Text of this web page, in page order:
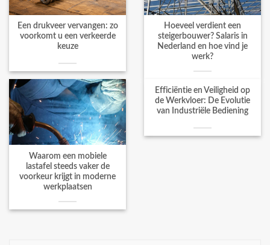
Een drukveer vervangen: zo
voorkomt u een verkeerde
keuze
Hoeveel verdient een
steigerbouwer? Salaris in
Nederland en hoe vind je
werk?
Waarom een mobiele
lastafel steeds vaker de
voorkeur krijgt in moderne
werkplaatsen
Efficiëntie en Veiligheid op
de Werkvloer: De Evolutie
van Industriële Bediening